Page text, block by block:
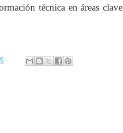
técnica en áreas clave